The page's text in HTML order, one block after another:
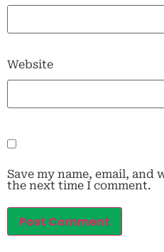
Website
Save my name, email,
the next time I comment.